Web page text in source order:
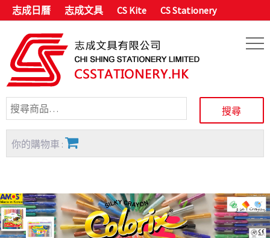
志成日曆 志成文具 CS Kite CS Stationery
你的購物車 :